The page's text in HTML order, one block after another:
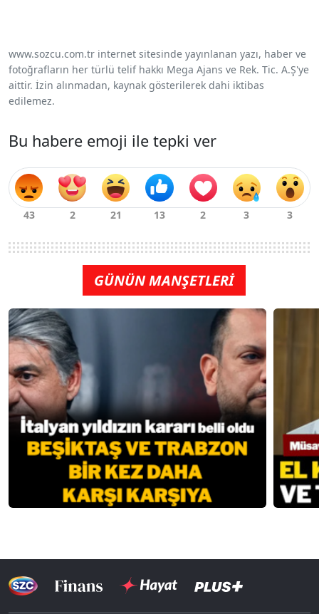
www.sozcu.com.tr internet sitesinde yayınlanan yazı, haber ve
fotoğrafların her türlü telif hakkı Mega Ajans ve Rek. Tic. A.Ş'ye
aittir. İzin alınmadan, kaynak gösterilerek dahi iktibas
edilemez.
Bu habere emoji ile tepki ver
GÜNÜN MANŞETLERİ